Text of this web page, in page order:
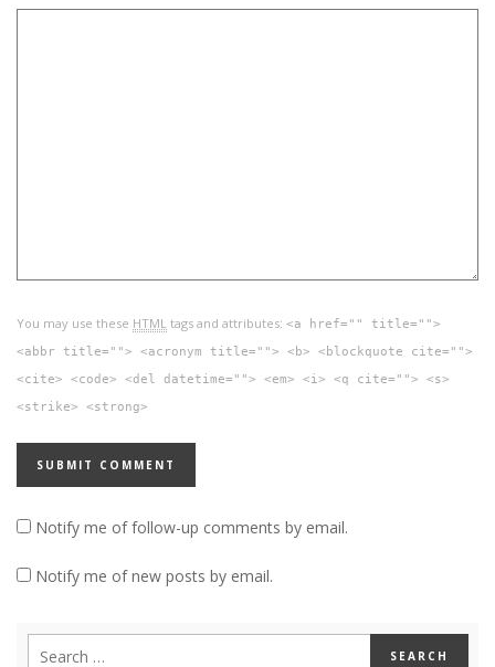
You may use these HTML tags and attributes: <a href="" title="">
<abbr title=""> <acronym title=""> <b> <blockquote cite="">
<cite> <code> <del datetime=""> <em> <i> <q cite=""> <s>
<strike> <strong>
Notify me of follow-up comments by email.
Notify me of new posts by email.